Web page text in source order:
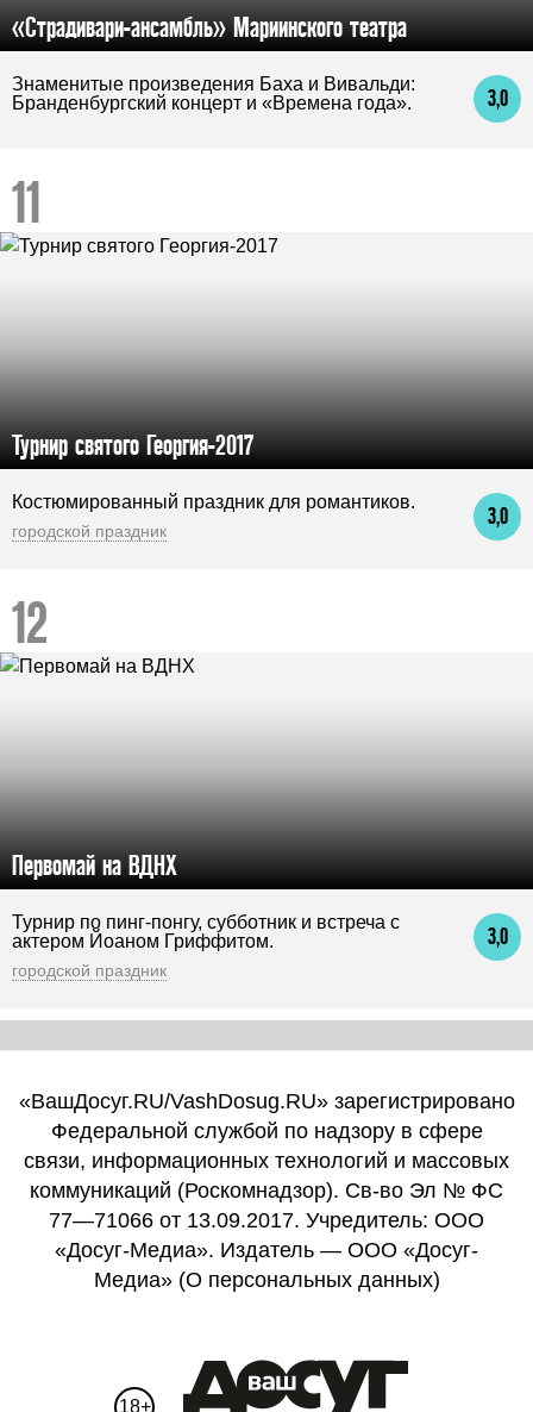
«Страдивари-ансамбль» Мариинского театра
3,0
Знаменитые произведения Баха и Вивальди:
Бранденбургский концерт и «Времена года».
Турнир святого Георгия-2017
3,0
Костюмированный праздник для романтиков.
городской праздник
Первомай на ВДНХ
3,0
Турнир по пинг-понгу, субботник и встреча с
актером Йоаном Гриффитом.
городской праздник
«ВашДосуг.RU/VashDosug.RU» зарегистрировано
Федеральной службой по надзору в сфере
связи, информационных технологий и массовых
коммуникаций (Роскомнадзор). Св-во Эл № ФС
77—71066 от 13.09.2017. Учредитель: ООО
«Досуг-Медиа». Издатель — ООО «Досуг-
Медиа» (О персональных данных)
18+